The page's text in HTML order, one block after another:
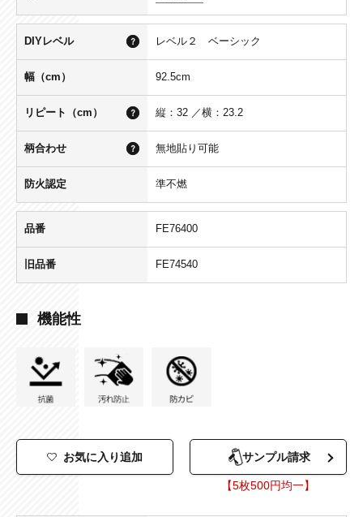
DIYレベル レベル２ ベーシック
幅（cm） 92.5cm
リピート（cm） 縦：32 ／横：23.2
柄合わせ 無地貼り可能
防火認定 準不燃
品番 FE76400
旧品番 FE74540
機能性
お気に入り追加 サンプル請求
【5枚500円均一】